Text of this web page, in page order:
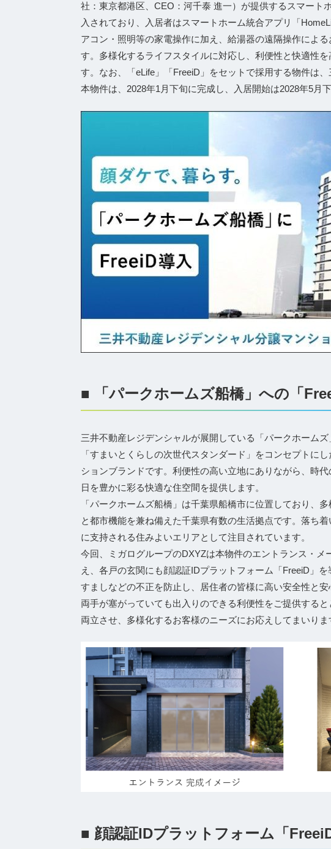
社：東京都港区、CEO：河千泰 進一）が提供するスマート
入されており、入居者はスマートホーム統合アプリ「
アコン・照明等の家電操作に加え、給湯器の遠隔操作によ
す。多様化するライフスタイルに対応し、利便性と快適性
す。なお、「eLife」「FreeiD」をセットで採用する物件は
本物件は、2028年1月下旬に完成し、入居開始は2028年5月
■ 「パークホームズ船橋」への「
三井不動産レジデンシャルが展開している「パークホーム
「すまいとくらしの次世代スタンダード」をコンセプトに
ションブランドです。利便性の高い立地にありながら、時
日を豊かに彩る快適な住空間を提供します。
「パークホームズ船橋」は千葉県船橋市に位置しており、
と都市機能を兼ね備えた千葉県有数の生活拠点です。落ち
に支持される住みよいエリアとして注目されています。
今回、ミガログループのDXYZは本物件のエントランス・
え、各戸の玄関にも顔認証IDプラットフォーム「FreeiD」
すましなどの不正を防止し、居住者の皆様に高い安全性と安
両手が塞がっていても出入りのできる利便性をご提供する
両立させ、多様化するお客様のニーズにお応えしてまいりま
■ 顔認証IDプラットフォーム「